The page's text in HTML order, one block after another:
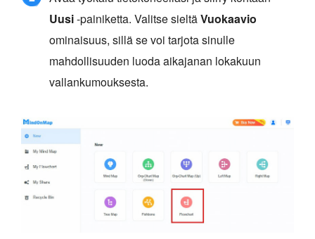
Uusi-painiketta. Valitse sieltäVuokaavio
ominaisuus, sillä se voi tarjota sinulle
mahdollisuuden luoda aikajanan lokakuun
vallankumouksesta.